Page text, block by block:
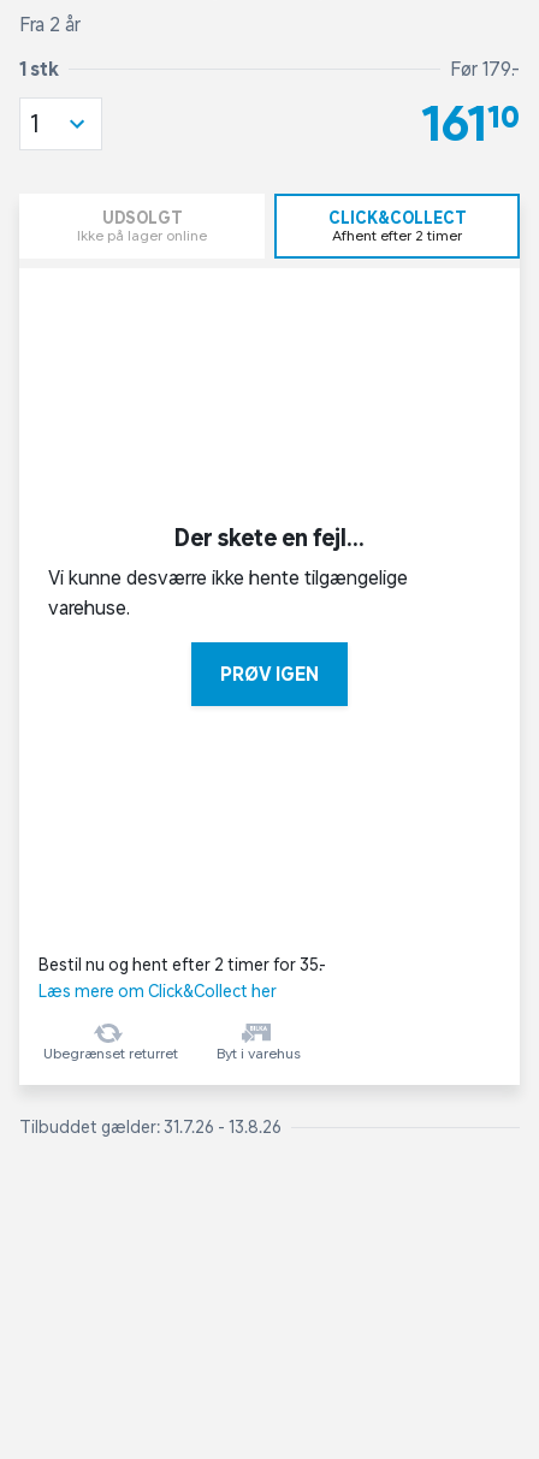
Fra 2 år
1 stk Før 179,-
161,10
1
UDSOLGT
Ikke på lager online
CLICK&COLLECT
Afhent efter 2 timer
Der skete en fejl...
Vi kunne desværre ikke hente tilgængelige
varehuse.
PRØV IGEN
Bestil nu og hent efter 2 timer for 35,-
Læs mere om Click&Collect her
Ubegrænset returret Byt i varehus
Tilbuddet gælder: 31.7.26 - 13.8.26